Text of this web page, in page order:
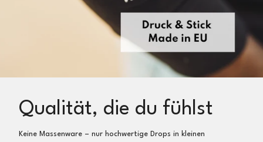
Qualität, die du fühlst
Keine Massenware – nur hochwertige Drops in kleinen